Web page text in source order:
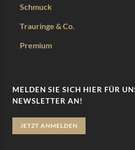
Schmuck
Trauringe & Co.
Premium
MELDEN SIE SICH HIER FÜR
NEWSLETTER AN!
JETZT ANMELDEN